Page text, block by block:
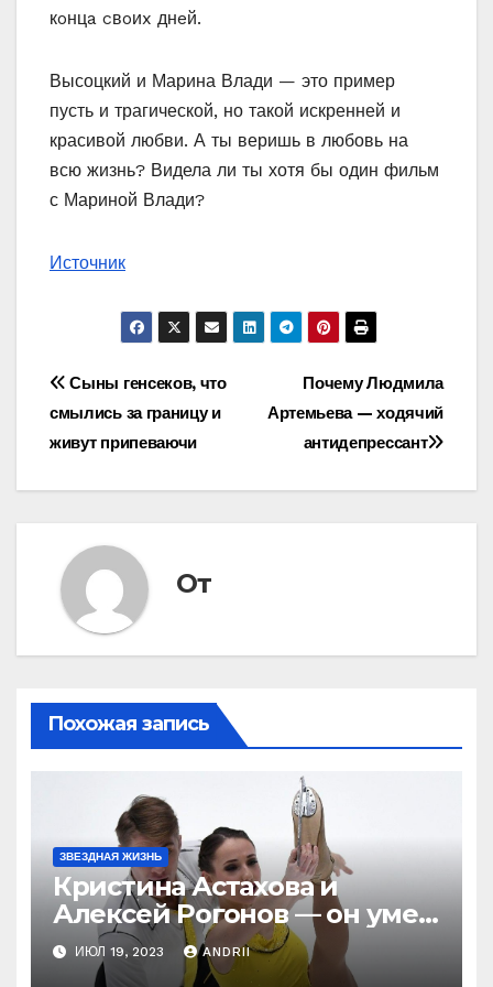
кoнцa cвoиx днeй.
Высоцкий и Марина Влади — это пример
пусть и трагической, но такой искренней и
красивой любви. А ты веришь в любовь на
всю жизнь? Видела ли ты хотя бы один фильм
с Мариной Влади?
Источник
Навигация
по
записям
Почему Людмила
Артемьева — ходячий
антидепрессант
Сыны генсеков, что
смылись за границу и
живут припеваючи
От
Похожая запись
ЗВЕЗДНАЯ ЖИЗНЬ
Кристина Астахова и
Алексей Рогонов — он умер
ради неё, а зря! Как
непредсказуема жизнь!
ИЮЛ 19, 2023 ANDRII